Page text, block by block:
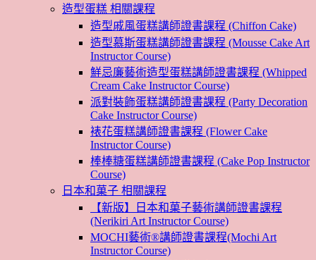
造型蛋糕 相關課程
造型戚風蛋糕講師證書課程 (Chiffon Cake)
造型慕斯蛋糕講師證書課程 (Mousse Cake Art
Instructor Course)
鮮忌廉藝術造型蛋糕講師證書課程 (Whipped
Cream Cake Instructor Course)
派對裝飾蛋糕講師證書課程 (Party Decoration
Cake Instructor Course)
裱花蛋糕講師證書課程 (Flower Cake
Instructor Course)
棒棒糖蛋糕講師證書課程 (Cake Pop Instructor
Course)
日本和菓子 相關課程
【新版】日本和菓子藝術講師證書課程
(Nerikiri Art Instructor Course)
MOCHI藝術®講師證書課程(Mochi Art
Instructor Course)